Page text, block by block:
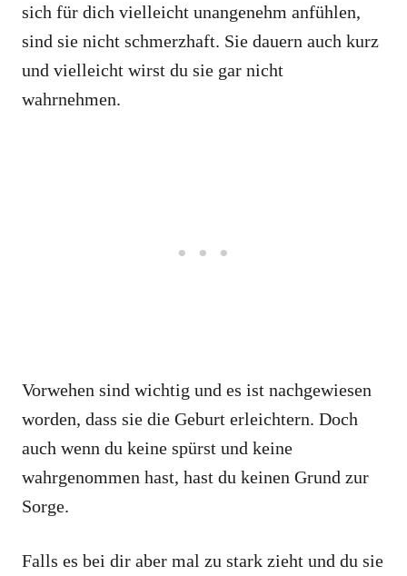
sich für dich vielleicht unangenehm anfühlen,
sind sie nicht schmerzhaft. Sie dauern auch kurz
und vielleicht wirst du sie gar nicht
wahrnehmen.
Vorwehen sind wichtig und es ist nachgewiesen
worden, dass sie die Geburt erleichtern. Doch
auch wenn du keine spürst und keine
wahrgenommen hast, hast du keinen Grund zur
Sorge.
Falls es bei dir aber mal zu stark zieht und du sie